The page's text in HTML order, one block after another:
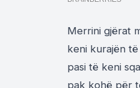
Merrini gjërat
keni kurajën
pasi të keni
pak kohë për